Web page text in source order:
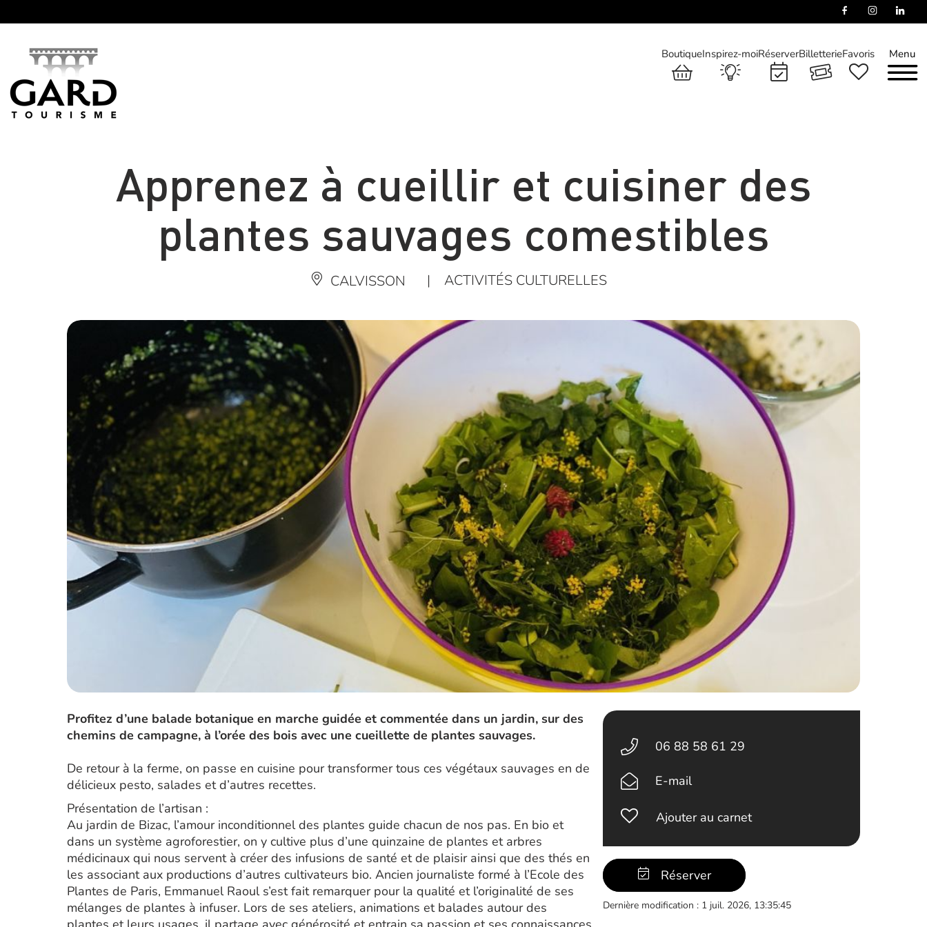
Menu
BoutiqueInspirez-moiRéserverBilletterieFavoris
Apprenez à cueillir et cuisiner des
plantes sauvages comestibles
CALVISSON | ACTIVITÉS CULTURELLES
Profitez d’une balade botanique en marche guidée et commentée dans un jardin, sur des
chemins de campagne, à l’orée des bois avec une cueillette de plantes sauvages.
De retour à la ferme, on passe en cuisine pour transformer tous ces végétaux sauvages en de
délicieux pesto, salades et d’autres recettes.
Présentation de l’artisan :
Au jardin de Bizac, l’amour inconditionnel des plantes guide chacun de nos pas. En bio et
dans un système agroforestier, on y cultive plus d’une quinzaine de plantes et arbres
médicinaux qui nous servent à créer des infusions de santé et de plaisir ainsi que des thés en
les associant aux productions d’autres cultivateurs bio. Ancien journaliste formé à l’Ecole des
Plantes de Paris, Emmanuel Raoul s’est fait remarquer pour la qualité et l’originalité de ses
mélanges de plantes à infuser. Lors de ses ateliers, animations et balades autour des
06 88 58 61 29
E-mail
Ajouter au carnet
Réserver
Dernière modification : 1 juil. 2026, 13:35:45